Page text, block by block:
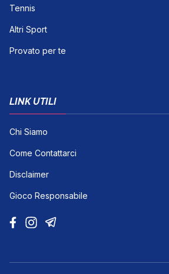
Tennis
Altri Sport
Provato per te
LINK UTILI
Chi Siamo
Come Contattarci
Disclaimer
Gioco Responsabile